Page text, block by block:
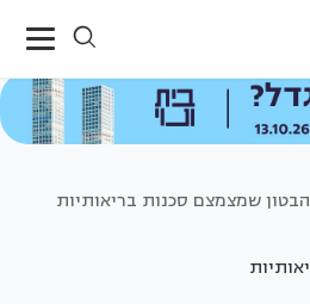
הבטון שמצמצם סכנות בריאותיות